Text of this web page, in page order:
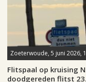
Zoeterwoude, 5 juni 2026,
Flitspaal op kruising
doodgereden flitst